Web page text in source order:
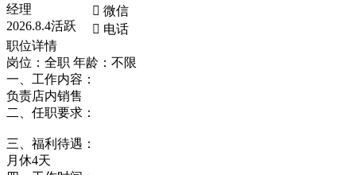
经理
2026.8.4活跃
 微信
 电话
职位详情
岗位：全职 年龄：不限
一、工作内容：
负责店内销售
二、任职要求：
三、福利待遇：
月休4天